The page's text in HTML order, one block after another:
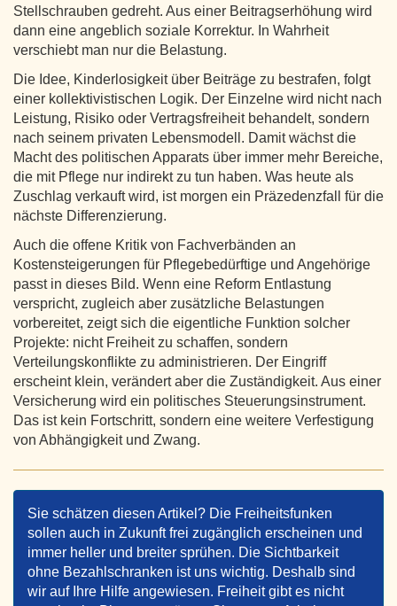
Stellschrauben gedreht. Aus einer Beitragserhöhung wird
dann eine angeblich soziale Korrektur. In Wahrheit
verschiebt man nur die Belastung.
Die Idee, Kinderlosigkeit über Beiträge zu bestrafen, folgt
einer kollektivistischen Logik. Der Einzelne wird nicht nach
Leistung, Risiko oder Vertragsfreiheit behandelt, sondern
nach seinem privaten Lebensmodell. Damit wächst die
Macht des politischen Apparats über immer mehr Bereiche,
die mit Pflege nur indirekt zu tun haben. Was heute als
Zuschlag verkauft wird, ist morgen ein Präzedenzfall für die
nächste Differenzierung.
Auch die offene Kritik von Fachverbänden an
Kostensteigerungen für Pflegebedürftige und Angehörige
passt in dieses Bild. Wenn eine Reform Entlastung
verspricht, zugleich aber zusätzliche Belastungen
vorbereitet, zeigt sich die eigentliche Funktion solcher
Projekte: nicht Freiheit zu schaffen, sondern
Verteilungskonflikte zu administrieren. Der Eingriff
erscheint klein, verändert aber die Zuständigkeit. Aus einer
Versicherung wird ein politisches Steuerungsinstrument.
Das ist kein Fortschritt, sondern eine weitere Verfestigung
von Abhängigkeit und Zwang.
Sie schätzen diesen Artikel? Die Freiheitsfunken
sollen auch in Zukunft frei zugänglich erscheinen und
immer heller und breiter sprühen. Die Sichtbarkeit
ohne Bezahlschranken ist uns wichtig. Deshalb sind
wir auf Ihre Hilfe angewiesen. Freiheit gibt es nicht